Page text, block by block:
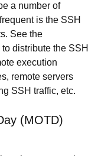
a number of
is the SSH
See the
distribute the SSH
execution
remote servers
SSH traffic, etc.
(MOTD)